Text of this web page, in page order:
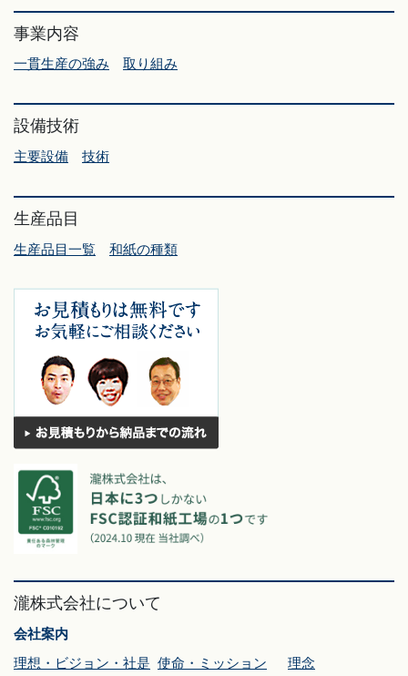
事業内容
一貫生産の強み 取り組み
設備技術
主要設備 技術
生産品目
生産品目一覧 和紙の種類
瀧株式会社について
会社案内
理想・ビジョン・社是 使命・ミッション
理念